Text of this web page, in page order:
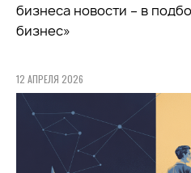
бизнеса новости – в
бизнес»
12 АПРЕЛЯ 2026